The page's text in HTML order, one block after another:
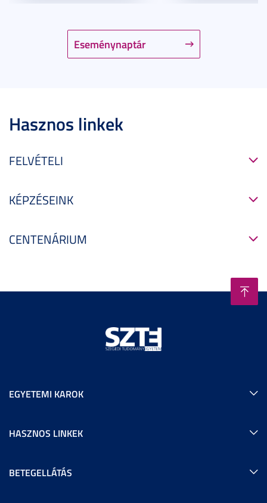
Eseménynaptár
Hasznos linkek
FELVÉTELI
KÉPZÉSEINK
CENTENÁRIUM
EGYETEMI KAROK
HASZNOS LINKEK
BETEGELLÁTÁS